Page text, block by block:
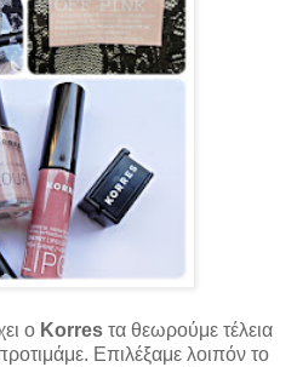
ο Korres τα θεωρούμε τέλεια
Επιλέξαμε λοιπόν το